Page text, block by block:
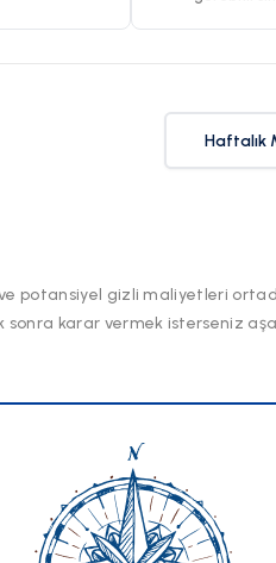
Haftalık
potansiyel gizli maliyetleri
karar vermek isterseniz